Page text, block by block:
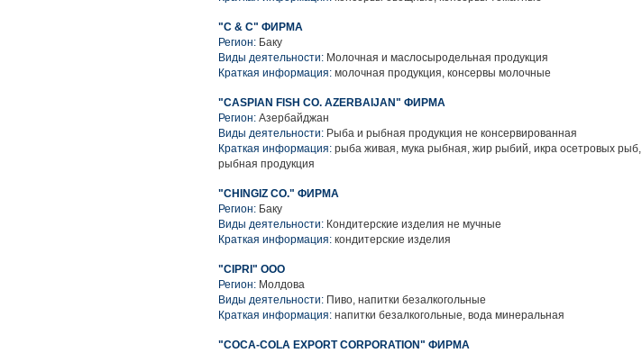
"C & C" ФИРМА
Регион: Баку
Виды деятельности: Молочная и маслосыродельная продукция
Краткая информация: молочная продукция, консервы молочные
"CASPIAN FISH CO. AZERBAIJAN" ФИРМА
Регион: Азербайджан
Виды деятельности: Рыба и рыбная продукция не консервированная
Краткая информация: рыба живая, мука рыбная, жир рыбий, икра осетровых рыб,
рыбная продукция
"CHINGIZ CO." ФИРМА
Регион: Баку
Виды деятельности: Кондитерские изделия не мучные
Краткая информация: кондитерские изделия
"CIPRI" ООО
Регион: Молдова
Виды деятельности: Пиво, напитки безалкогольные
Краткая информация: напитки безалкогольные, вода минеральная
"COCA-COLA EXPORT CORPORATION" ФИРМА